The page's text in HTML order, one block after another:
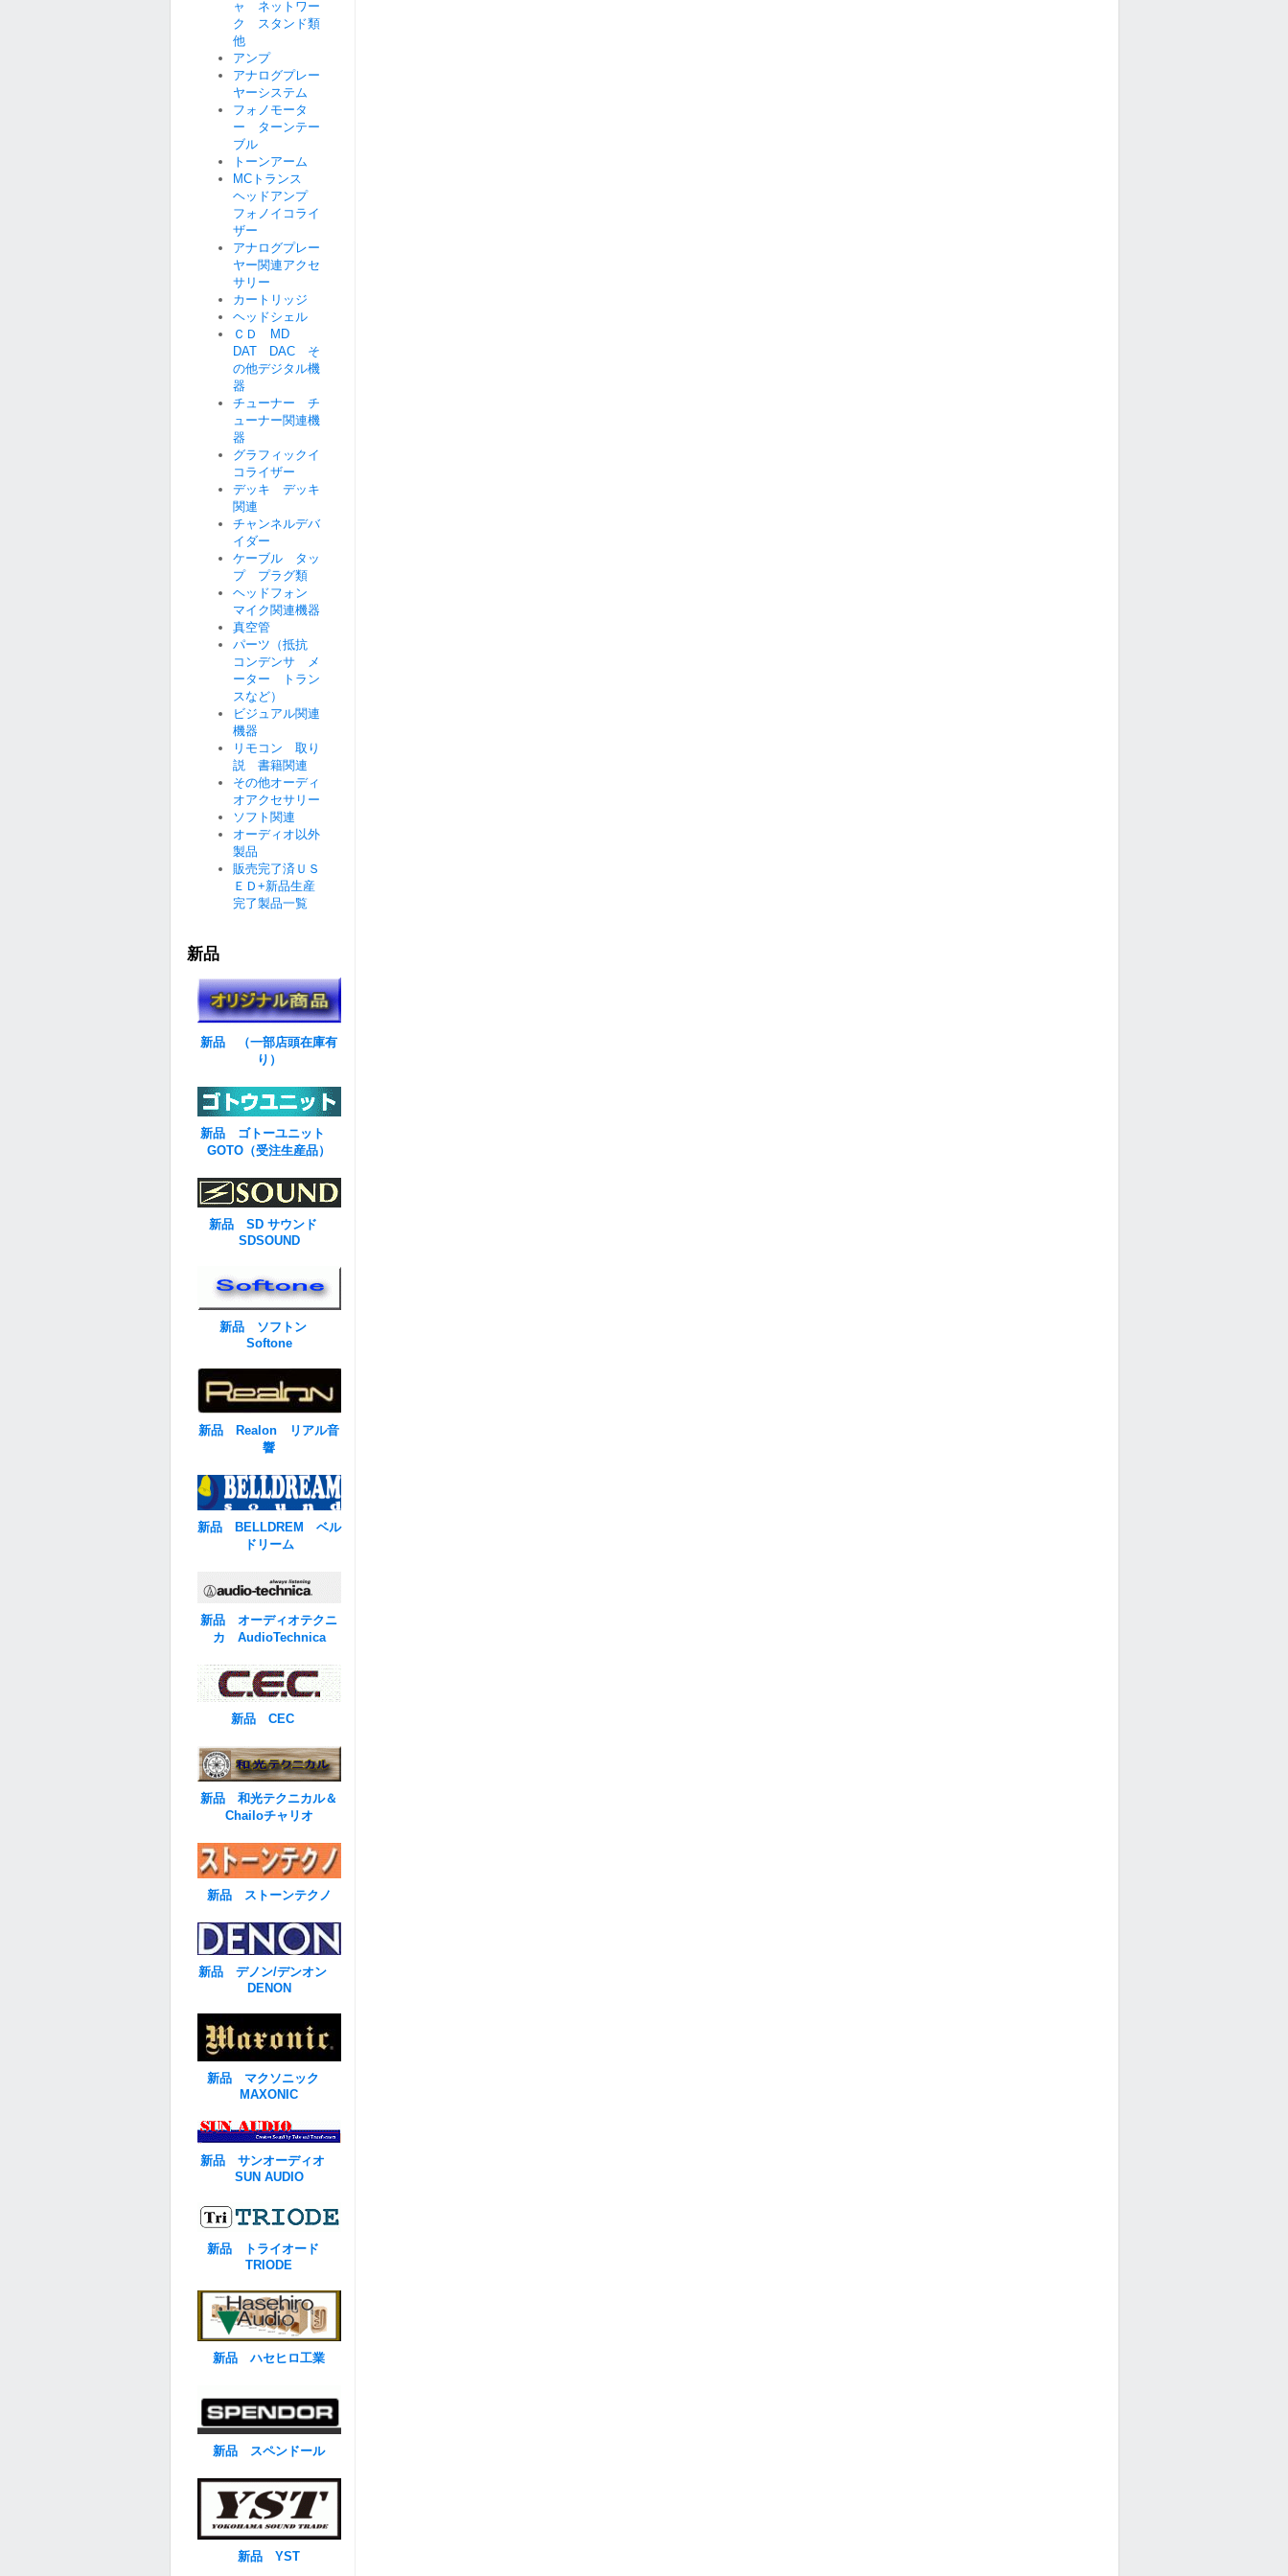
ャ ネットワー
ク スタンド類
他
アンプ
アナログプレー
ヤーシステム
フォノモータ
ー ターンテー
ブル
トーンアーム
MCトランス
ヘッドアンプ
フォノイコライ
ザー
アナログプレー
ヤー関連アクセ
サリー
カートリッジ
ヘッドシェル
ＣＤ MD
DAT DAC そ
の他デジタル機
器
チューナー チ
ューナー関連機
器
グラフィックイ
コライザー
デッキ デッキ
関連
チャンネルデバ
イダー
ケーブル タッ
プ プラグ類
ヘッドフォン
マイク関連機器
真空管
パーツ（抵抗
コンデンサ メ
ーター トラン
スなど）
ビジュアル関連
機器
リモコン 取り
説 書籍関連
その他オーディ
オアクセサリー
ソフト関連
オーディオ以外
製品
販売完了済ＵＳ
ＥＤ+新品生産
完了製品一覧
新品
新品 （一部店頭在庫有
り）
新品 ゴトーユニット
GOTO（受注生産品）
新品 SD サウンド
SDSOUND
新品 ソフトン
Softone
新品 Realon リアル音
響
新品 BELLDREM ベル
ドリーム
新品 オーディオテクニ
カ AudioTechnica
新品 CEC
新品 和光テクニカル＆
Chailoチャリオ
新品 ストーンテクノ
新品 デノン/デンオン
DENON
新品 マクソニック
MAXONIC
新品 サンオーディオ
SUN AUDIO
新品 トライオード
TRIODE
新品 ハセヒロ工業
新品 スペンドール
新品 YST